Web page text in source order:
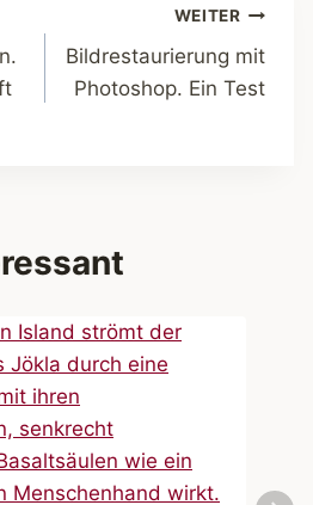
WEITER
Bildrestaurierung mit
Photoshop. Ein Test